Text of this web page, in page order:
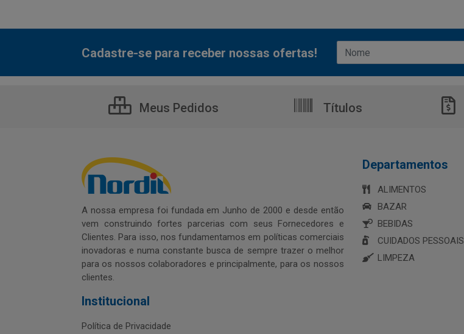
Cadastre-se para receber nossas ofertas!
Meus Pedidos Títulos
A nossa empresa foi fundada em Junho de 2000 e desde então
vem construindo fortes parcerias com seus Fornecedores e
Clientes. Para isso, nos fundamentamos em políticas comerciais
inovadoras e numa constante busca de sempre trazer o melhor
para os nossos colaboradores e principalmente, para os nossos
clientes.
Institucional
Política de Privacidade
Departamentos
ALIMENTOS
BAZAR
BEBIDAS
CUIDADOS PESSOAIS
LIMPEZA